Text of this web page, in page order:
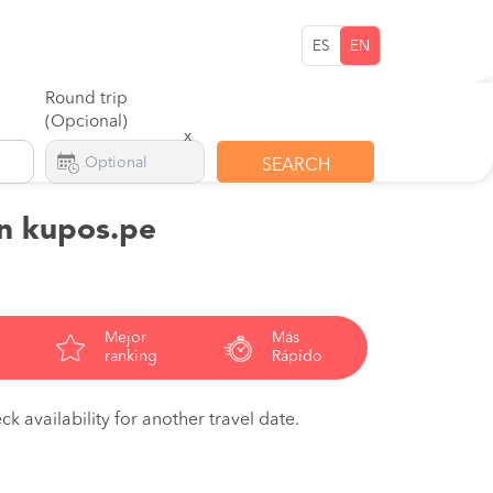
ES EN
Round trip
(Opcional)
x
SEARCH
kupos.pe
Mejor
ranking
Más
Rápido
availability for another travel date.